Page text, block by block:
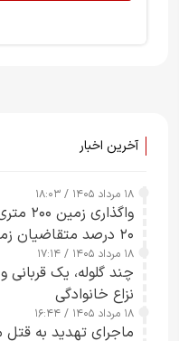
آخرین اخبار
۱۸ مرداد ۱۴۰۵ / ۱۸:۰۳
۲۰ درصد متقاضیان زمین گرفتند
۱۸ مرداد ۱۴۰۵ / ۱۷:۱۴
نزاع خانوادگی
۱۸ مرداد ۱۴۰۵ / ۱۶:۴۴
ماجرای تهدید به